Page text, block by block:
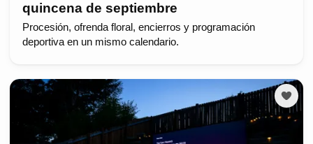
quincena de septiembre
Procesión, ofrenda floral, encierros y programación
deportiva en un mismo calendario.